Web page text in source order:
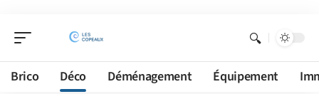
Brico Déco Déménagement Équipement